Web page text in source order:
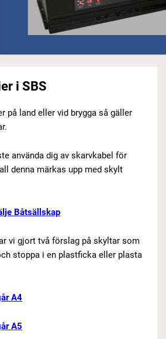
i SBS
på land eller vid brygga så gäller
använda dig av skarvkabel för
denna märkas upp med skylt
Båtsällskap
vi gjort två förslag på skyltar som
stoppa i en plastficka eller plasta
A4
A5